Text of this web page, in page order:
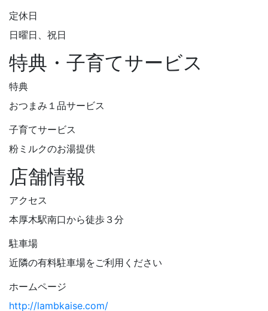
定休日
日曜日、祝日
特典・子育てサービス
特典
おつまみ１品サービス
子育てサービス
粉ミルクのお湯提供
店舗情報
アクセス
本厚木駅南口から徒歩３分
駐車場
近隣の有料駐車場をご利用ください
ホームページ
http://lambkaise.com/